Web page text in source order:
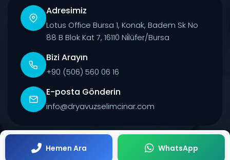
Adresimiz
Lotus Office Bursa 1, Konak, Badem Sk No
88 B Blok Kat 7, 16110 Ni̇lüfer/Bursa
Bizi Arayın
+90 (506) 560 06 16
E-posta Gönderin
info@dryavuzselimcinar.com
© 2026 Tüm Hakları Saklıdır.
Hemen Ara WhatsApp